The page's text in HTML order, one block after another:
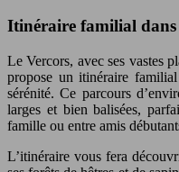
Itinéraire familial dans
Le Vercors, avec ses vastes
propose un itinéraire
sérénité. Ce parcours
larges et bien balisées,
famille ou entre amis
L’itinéraire vous fera